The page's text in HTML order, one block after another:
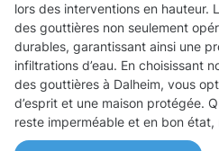
lors des interventions en hauteur.
des gouttières non seulement
durables, garantissant ainsi une
infiltrations d’eau. En choisissant
des gouttières à Dalheim, vous
d’esprit et une maison protégée.
reste imperméable et en bon état,